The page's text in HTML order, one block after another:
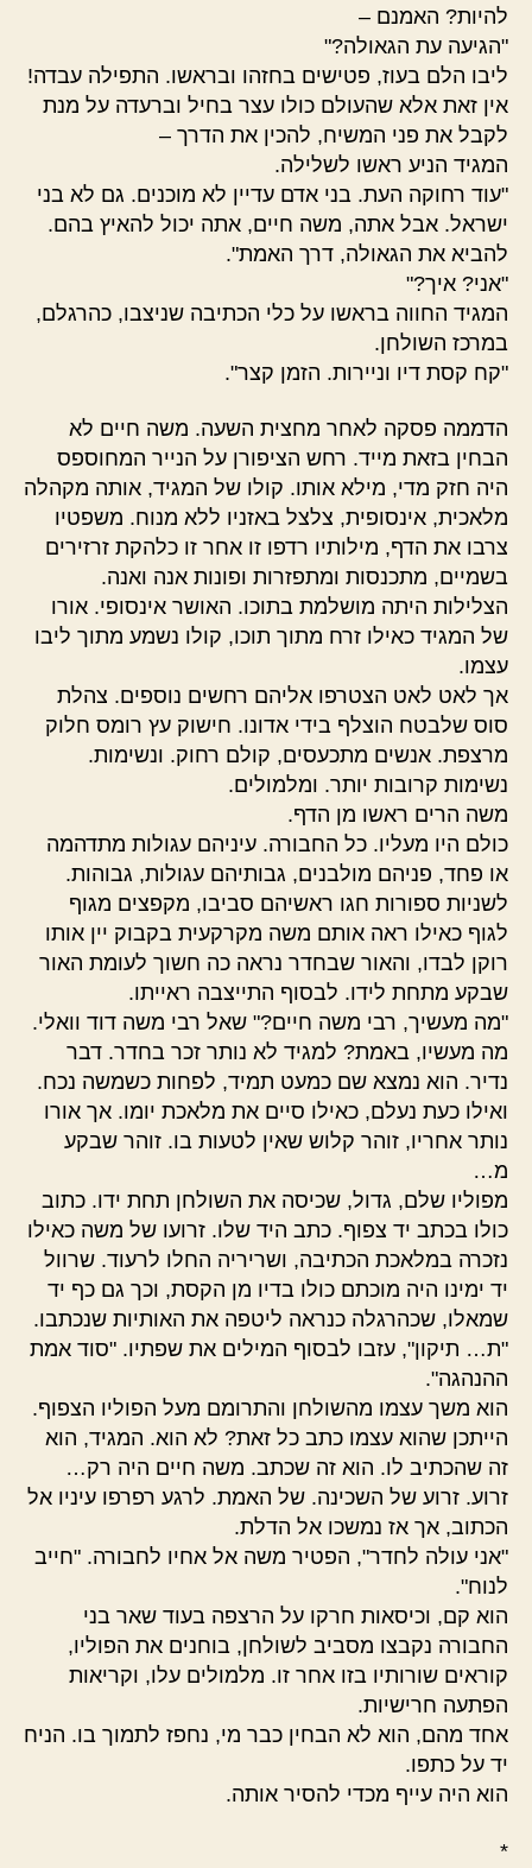
להיות? האמנם –
"הגיעה עת הגאולה?"
ליבו הלם בעוז, פטישים בחזהו ובראשו. התפילה עבדה!
אין זאת אלא שהעולם כולו עצר בחיל וברעדה על מנת
לקבל את פני המשיח, להכין את הדרך –
המגיד הניע ראשו לשלילה.
"עוד רחוקה העת. בני אדם עדיין לא מוכנים. גם לא בני
ישראל. אבל אתה, משה חיים, אתה יכול להאיץ בהם.
להביא את הגאולה, דרך האמת".
"אני? איך?"
המגיד החווה בראשו על כלי הכתיבה שניצבו, כהרגלם,
במרכז השולחן.
"קח קסת דיו וניירות. הזמן קצר".
הדממה פסקה לאחר מחצית השעה. משה חיים לא
הבחין בזאת מייד. רחש הציפורן על הנייר המחוספס
היה חזק מדי, מילא אותו. קולו של המגיד, אותה מקהלה
מלאכית, אינסופית, צלצל באזניו ללא מנוח. משפטיו
צרבו את הדף, מילותיו רדפו זו אחר זו כלהקת זרזירים
בשמיים, מתכנסות ומתפזרות ופונות אנה ואנה.
הצלילות היתה מושלמת בתוכו. האושר אינסופי. אורו
של המגיד כאילו זרח מתוך תוכו, קולו נשמע מתוך ליבו
עצמו.
אך לאט לאט הצטרפו אליהם רחשים נוספים. צהלת
סוס שלבטח הוצלף בידי אדונו. חישוק עץ רומס חלוק
מרצפת. אנשים מתכעסים, קולם רחוק. ונשימות.
נשימות קרובות יותר. ומלמולים.
משה הרים ראשו מן הדף.
כולם היו מעליו. כל החבורה. עיניהם עגולות מתדהמה
או פחד, פניהם מולבנים, גבותיהם עגולות, גבוהות.
לשניות ספורות חגו ראשיהם סביבו, מקפצים מגוף
לגוף כאילו ראה אותם משה מקרקעית בקבוק יין אותו
רוקן לבדו, והאור שבחדר נראה כה חשוך לעומת האור
שבקע מתחת לידו. לבסוף התייצבה ראייתו.
"מה מעשיך, רבי משה חיים?" שאל רבי משה דוד וואלי.
מה מעשיו, באמת? למגיד לא נותר זכר בחדר. דבר
נדיר. הוא נמצא שם כמעט תמיד, לפחות כשמשה נכח.
ואילו כעת נעלם, כאילו סיים את מלאכת יומו. אך אורו
נותר אחריו, זוהר קלוש שאין לטעות בו. זוהר שבקע
מ…
מפוליו שלם, גדול, שכיסה את השולחן תחת ידו. כתוב
כולו בכתב יד צפוף. כתב היד שלו. זרועו של משה כאילו
נזכרה במלאכת הכתיבה, ושריריה החלו לרעוד. שרוול
יד ימינו היה מוכתם כולו בדיו מן הקסת, וכך גם כף יד
שמאלו, שכהרגלה כנראה ליטפה את האותיות שנכתבו.
"ת… תיקון", עזבו לבסוף המילים את שפתיו. "סוד אמת
ההנהגה".
הוא משך עצמו מהשולחן והתרומם מעל הפוליו הצפוף.
הייתכן שהוא עצמו כתב כל זאת? לא הוא. המגיד, הוא
זה שהכתיב לו. הוא זה שכתב. משה חיים היה רק…
זרוע. זרוע של השכינה. של האמת. לרגע רפרפו עיניו אל
הכתוב, אך אז נמשכו אל הדלת.
"אני עולה לחדר", הפטיר משה אל אחיו לחבורה. "חייב
לנוח".
הוא קם, וכיסאות חרקו על הרצפה בעוד שאר בני
החבורה נקבצו מסביב לשולחן, בוחנים את הפוליו,
קוראים שורותיו בזו אחר זו. מלמולים עלו, וקריאות
הפתעה חרישיות.
אחד מהם, הוא לא הבחין כבר מי, נחפז לתמוך בו. הניח
יד על כתפו.
הוא היה עייף מכדי להסיר אותה.
*